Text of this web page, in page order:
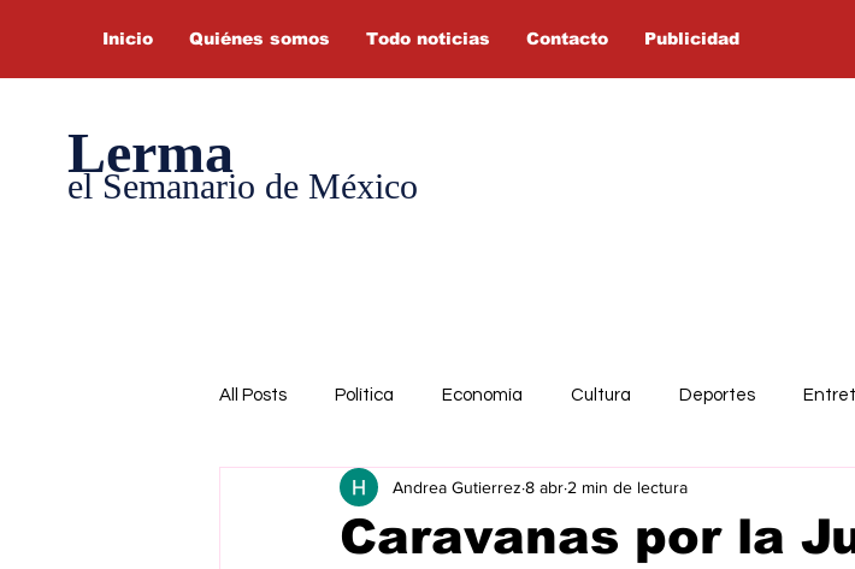
Inicio Quiénes somos Todo noticias Contacto Publicidad
Lerma
el Semanario de México
All Posts Política Economía Cultura Deportes
Caravanas por la
Andrea Gutierrez 8 abr 2 min de lectura